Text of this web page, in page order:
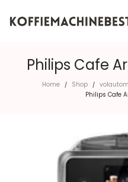
Philips Cafe
Home / Shop /
Philips Cafe